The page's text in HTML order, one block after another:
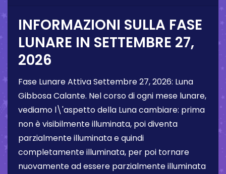
INFORMAZIONI SULLA FASE
LUNARE IN SETTEMBRE 27,
2026
Fase Lunare AttivaSettembre 27, 2026: Luna
Gibbosa Calante. Nel corso di ogni mese lunare,
vediamo l\'aspetto della Luna cambiare: prima
non è visibilmente illuminata, poi diventa
parzialmente illuminata e quindi
completamente illuminata, per poi tornare
nuovamente ad essere parzialmente illuminata